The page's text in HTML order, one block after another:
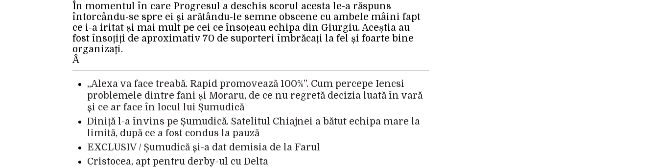
În momentul în care Progresul a deschis scorul acesta le-a răspuns
întorcându-se spre ei și arătându-le semne obscene cu ambele mâini fapt
ce i-a iritat și mai mult pe cei ce însoțeau echipa din Giurgiu. Aceștia au
fost însoțiți de aproximativ 70 de suporteri îmbrăcați la fel și foarte bine
organizați.
Â
„Alexa va face treabă. Rapid promovează 100%”. Cum percepe Iencsi
problemele dintre fani și Moraru, de ce nu regretă decizia luată în vară
și ce ar face în locul lui Șumudică
Diniță l-a învins pe Șumudică. Satelitul Chiajnei a bătut echipa mare la
limită, după ce a fost condus la pauză
EXCLUSIV / Șumudică și-a dat demisia de la Farul
Cristocea, apt pentru derby-ul cu Delta